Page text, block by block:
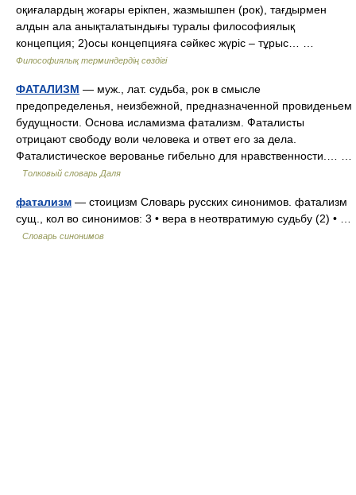
оқиғалардың жоғары ерікпен, жазмышпен (рок), тағдырмен
алдын ала анықталатындығы туралы философиялық
концепция; 2)осы концепцияға сәйкес жүріс – тұрыс… …
Философиялық терминдердің сөздігі
ФАТАЛИЗМ — муж., лат. судьба, рок в смысле
предопределенья, неизбежной, предназначенной провиденьем
будущности. Основа исламизма фатализм. Фаталисты
отрицают свободу воли человека и ответ его за дела.
Фаталистическое верованье гибельно для нравственности.… …
Толковый словарь Даля
фатализм — стоицизм Словарь русских синонимов. фатализм
сущ., кол во синонимов: 3 • вера в неотвратимую судьбу (2) • …
Словарь синонимов